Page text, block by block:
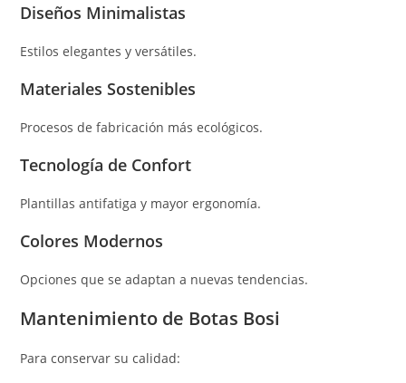
Diseños Minimalistas
Estilos elegantes y versátiles.
Materiales Sostenibles
Procesos de fabricación más ecológicos.
Tecnología de Confort
Plantillas antifatiga y mayor ergonomía.
Colores Modernos
Opciones que se adaptan a nuevas tendencias.
Mantenimiento de Botas Bosi
Para conservar su calidad: